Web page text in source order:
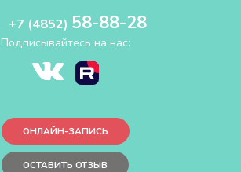
+7 (4852) 58-88-28
Подписывайтесь на нас:
ОНЛАЙН-ЗАПИСЬ
ОСТАВИТЬ ОТЗЫВ